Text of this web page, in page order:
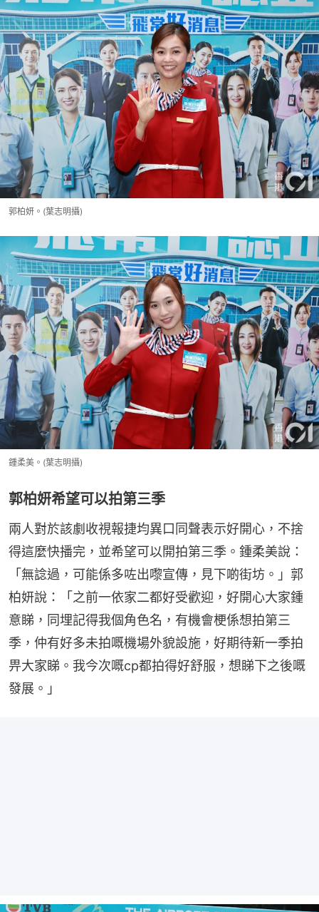
郭柏妍。(葉志明攝)
鍾柔美。(葉志明攝)
郭柏妍希望可以拍第三季
兩人對於該劇收視報捷均異口同聲表示好開心，不捨
得這麼快播完，並希望可以開拍第三季。鍾柔美說：
「無諗過，可能係多咗出嚟宣傳，見下啲街坊。」郭
柏妍說：「之前一依家二都好受歡迎，好開心大家鍾
意睇，同埋記得我個角色名，有機會梗係想拍第三
季，仲有好多未拍嘅機場外貌設施，好期待新一季拍
畀大家睇。我今次嘅cp都拍得好舒服，想睇下之後嘅
發展。」